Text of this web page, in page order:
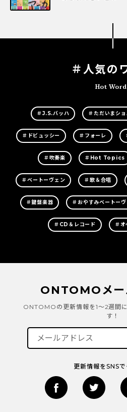
＃人気の
Hot
＃J.S.バッハ ＃ただいまシ
＃ドビュッシー ＃フォーレ
＃吹奏楽 ＃Hot Topics
＃ベートーヴェン ＃歌＆合唱
＃鍵盤楽器 ＃おやすみベートー
＃CD＆レコード ＃オ
ONTOMOメー
ONTOMOの更新情報を1～2週間
す！
更新情報をSNS